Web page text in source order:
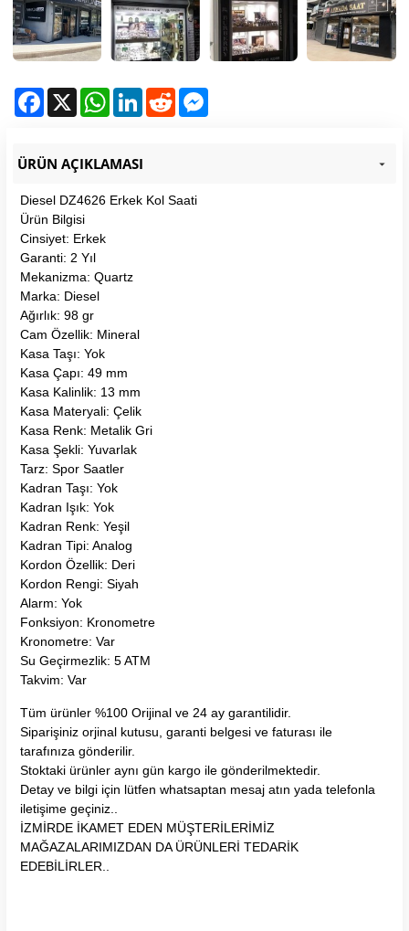
Facebook WhatsAppLinkedInReddit
ÜRÜN AÇIKLAMASI
Diesel DZ4626 Erkek Kol Saati
Ürün Bilgisi
Cinsiyet: Erkek
Garanti: 2 Yıl
Mekanizma: Quartz
Marka: Diesel
Ağırlık: 98 gr
Cam Özellik: Mineral
Kasa Taşı: Yok
Kasa Çapı: 49 mm
Kasa Kalinlik: 13 mm
Kasa Materyali: Çelik
Kasa Renk: Metalik Gri
Kasa Şekli: Yuvarlak
Tarz: Spor Saatler
Kadran Taşı: Yok
Kadran Işık: Yok
Kadran Renk: Yeşil
Kadran Tipi: Analog
Kordon Özellik: Deri
Kordon Rengi: Siyah
Alarm: Yok
Fonksiyon: Kronometre
Kronometre: Var
Su Geçirmezlik: 5 ATM
Takvim: Var
Tüm ürünler %100 Orijinal ve 24 ay garantilidir.
Siparişiniz orjinal kutusu, garanti belgesi ve faturası ile
tarafınıza gönderilir.
Stoktaki ürünler aynı gün kargo ile gönderilmektedir.
Detay ve bilgi için lütfen whatsaptan mesaj atın yada telefonla
iletişime geçiniz..
İZMİRDE İKAMET EDEN MÜŞTERİLERİMİZ
MAĞAZALARIMIZDAN DA ÜRÜNLERİ TEDARİK
EDEBİLİRLER..